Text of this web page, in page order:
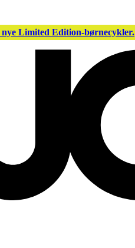
nye Limited Edition-børnecykler.